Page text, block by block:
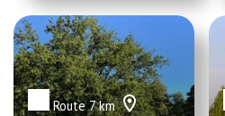
Route 7 km